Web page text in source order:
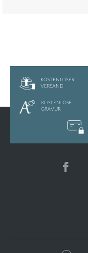
KOSTENLOSER
VERSAND
KOSTENLOSE
GRAVUR